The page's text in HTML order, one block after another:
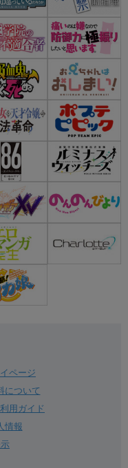
ページ
について
用ガイド
情報